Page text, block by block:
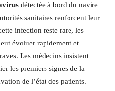
détectée à bord du navire
sanitaires renforcent leur
infection reste rare, les
évoluer rapidement et
Les médecins insistent
les premiers signes de la
de l’état des patients.